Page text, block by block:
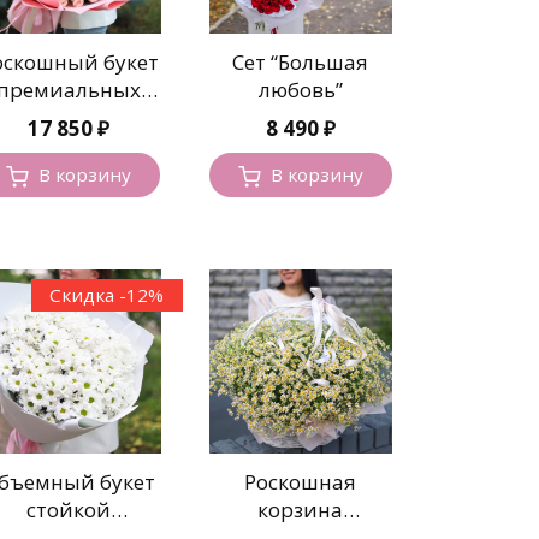
букет
кустовых роз
17 850₽
В корзину
Сет “Большая
любовь”
8 490₽
В корзину
Скидка -12%
букет
стойкой
Роскошная
корзина